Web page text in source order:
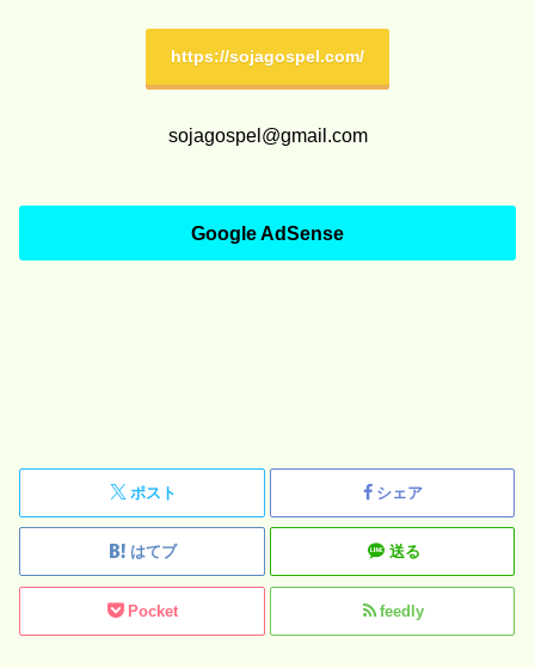
https://sojagospel.com/
sojagospel@gmail.com
Google AdSense
ポスト シェア
はてブ 送る
Pocket feedly